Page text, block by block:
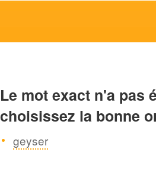
Le mot exact n'a pas
choisissez la bonne
geyser